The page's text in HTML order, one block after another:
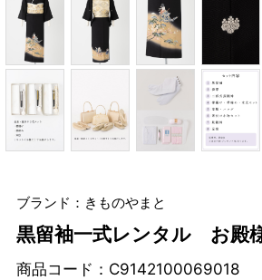
ブランド：きものやまと
黒留袖一式レンタル お
商品コード： C9142100069018